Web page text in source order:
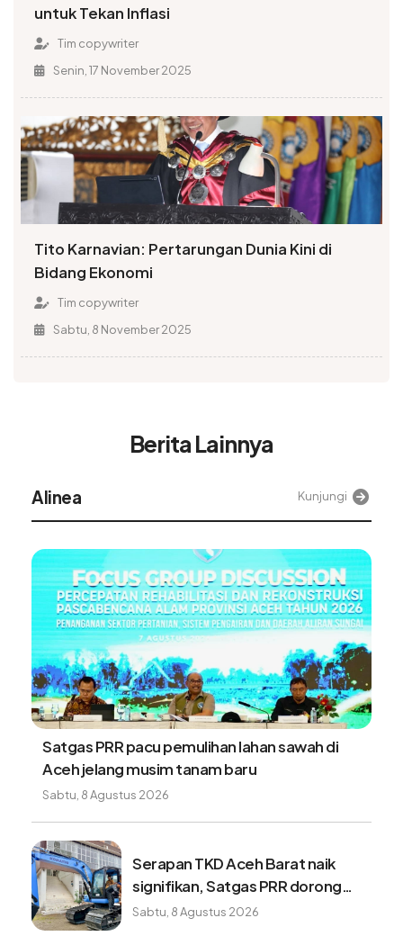
untuk Tekan Inflasi
Tim copywriter
Senin, 17 November 2025
Tito Karnavian: Pertarungan Dunia Kini di
Bidang Ekonomi
Tim copywriter
Sabtu, 8 November 2025
Berita Lainnya
Alinea Kunjungi
Satgas PRR pacu pemulihan lahan sawah di
Aceh jelang musim tanam baru
Sabtu, 8 Agustus 2026
Serapan TKD Aceh Barat naik
signifikan, Satgas PRR dorong
pemulihan bergerak lebih cepat
Sabtu, 8 Agustus 2026